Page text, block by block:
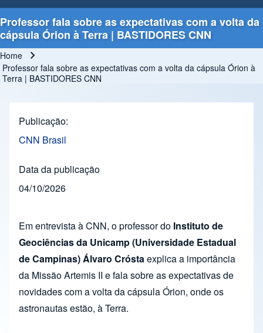
Professor fala sobre as expectativas com a volta da
cápsula Órion à Terra | BASTIDORES CNN
Breadcrumb
Home
Professor fala sobre as expectativas com a volta da cápsula Órion à
Terra | BASTIDORES CNN
Publicação
CNN Brasil
Data da publicação
04/10/2026
Em entrevista à CNN, o professor do Instituto de
Geociências da Unicamp (Universidade Estadual
de Campinas) Álvaro Cróstaexplica a importância
da Missão Artemis II e fala sobre as expectativas de
novidades com a volta da cápsula Órion, onde os
astronautas estão, à Terra.